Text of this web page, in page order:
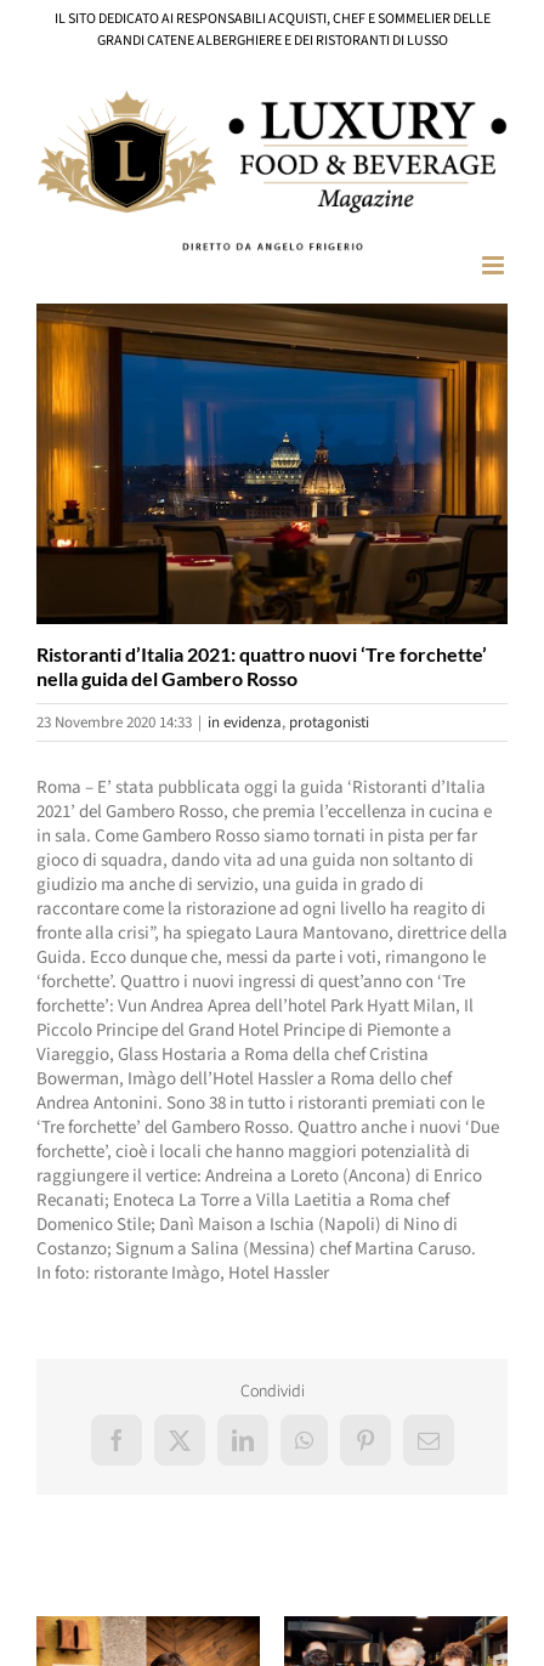
IL SITO DEDICATO AI RESPONSABILI ACQUISTI, CHEF E SOMMELIER DELLE
GRANDI CATENE ALBERGHIERE E DEI RISTORANTI DI LUSSO
Ingrandisci
immagine
Ristoranti d’Italia 2021: quattro nuovi ‘Tre forchette’
nella guida del Gambero Rosso
23 Novembre 2020 14:33 | in evidenza, protagonisti
Roma – E’ stata pubblicata oggi la guida ‘Ristoranti d’Italia
2021’ del Gambero Rosso, che premia l’eccellenza in cucina e
in sala. Come Gambero Rosso siamo tornati in pista per far
gioco di squadra, dando vita ad una guida non soltanto di
giudizio ma anche di servizio, una guida in grado di
raccontare come la ristorazione ad ogni livello ha reagito di
fronte alla crisi”, ha spiegato Laura Mantovano, direttrice della
Guida. Ecco dunque che, messi da parte i voti, rimangono le
‘forchette’. Quattro i nuovi ingressi di quest’anno con ‘Tre
forchette’: Vun Andrea Aprea dell’hotel Park Hyatt Milan, Il
Piccolo Principe del Grand Hotel Principe di Piemonte a
Viareggio, Glass Hostaria a Roma della chef Cristina
Bowerman, Imàgo dell’Hotel Hassler a Roma dello chef
Andrea Antonini. Sono 38 in tutto i ristoranti premiati con le
‘Tre forchette’ del Gambero Rosso. Quattro anche i nuovi ‘Due
forchette’, cioè i locali che hanno maggiori potenzialità di
raggiungere il vertice: Andreina a Loreto (Ancona) di Enrico
Recanati; Enoteca La Torre a Villa Laetitia a Roma chef
Domenico Stile; Danì Maison a Ischia (Napoli) di Nino di
Costanzo; Signum a Salina (Messina) chef Martina Caruso.
In foto: ristorante Imàgo, Hotel Hassler
Condividi
Facebook
X LinkedInWhatsAppPinterestEmail